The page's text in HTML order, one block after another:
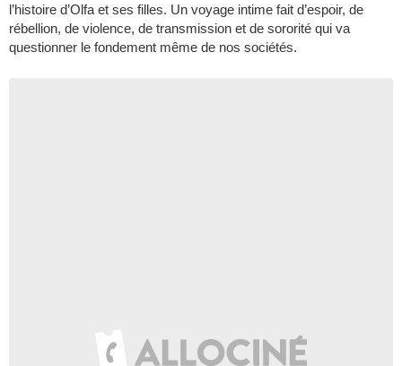
l’histoire d’Olfa et ses filles. Un voyage intime fait d’espoir, de
rébellion, de violence, de transmission et de sororité qui va
questionner le fondement même de nos sociétés.